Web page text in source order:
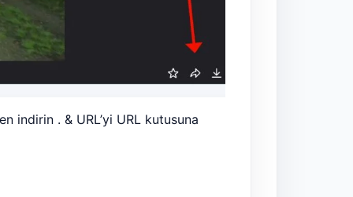
indirin . & URL’yi URL kutusuna